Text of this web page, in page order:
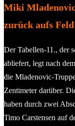
Miki
zurück aufs Feld
Der Tabellen-11., der
abliefert, legt nach
die Mladenovic-
Zentimeter darüber.
haben durch zwei
Timo Carstensen auf